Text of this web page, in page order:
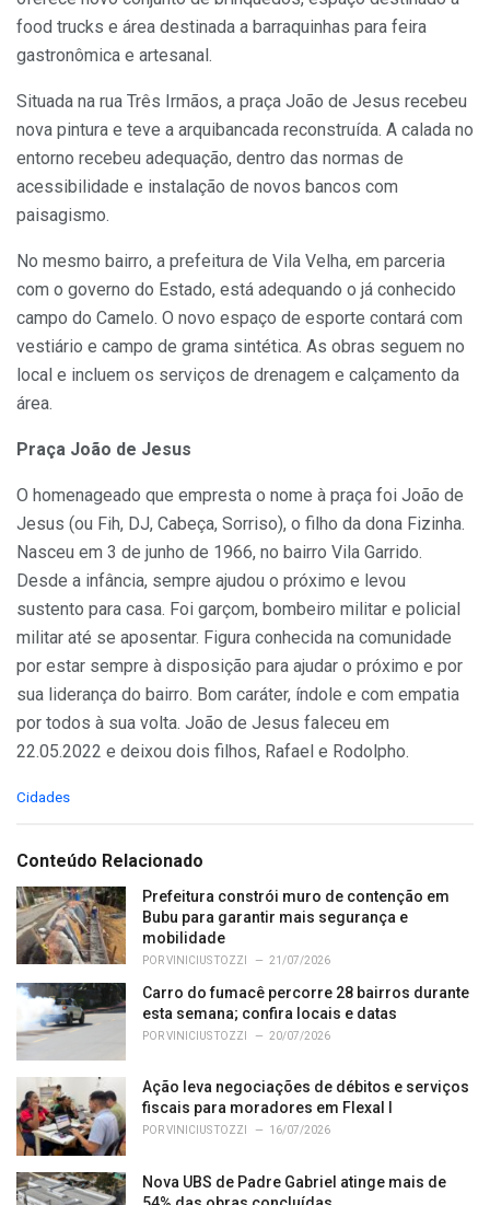
food trucks e área destinada a barraquinhas para feira
gastronômica e artesanal.
Situada na rua Três Irmãos, a praça João de Jesus recebeu
nova pintura e teve a arquibancada reconstruída. A calada no
entorno recebeu adequação, dentro das normas de
acessibilidade e instalação de novos bancos com
paisagismo.
No mesmo bairro, a prefeitura de Vila Velha, em parceria
com o governo do Estado, está adequando o já conhecido
campo do Camelo. O novo espaço de esporte contará com
vestiário e campo de grama sintética. As obras seguem no
local e incluem os serviços de drenagem e calçamento da
área.
Praça João de Jesus
O homenageado que empresta o nome à praça foi João de
Jesus (ou Fih, DJ, Cabeça, Sorriso), o filho da dona Fizinha.
Nasceu em 3 de junho de 1966, no bairro Vila Garrido.
Desde a infância, sempre ajudou o próximo e levou
sustento para casa. Foi garçom, bombeiro militar e policial
militar até se aposentar. Figura conhecida na comunidade
por estar sempre à disposição para ajudar o próximo e por
sua liderança do bairro. Bom caráter, índole e com empatia
por todos à sua volta. João de Jesus faleceu em
22.05.2022 e deixou dois filhos, Rafael e Rodolpho.
C
e
o
r
i
e
:
Cidades
Conteúdo Relacionado
Prefeitura constrói muro de contenção em
Bubu para garantir mais segurança e
mobilidade
PORVINICIUS TOZZI 21/07/2026
Carro do fumacê percorre 28 bairros durante
esta semana; confira locais e datas
PORVINICIUS TOZZI 20/07/2026
Ação leva negociações de débitos e serviços
fiscais para moradores em Flexal I
PORVINICIUS TOZZI 16/07/2026
Nova UBS de Padre Gabriel atinge mais de